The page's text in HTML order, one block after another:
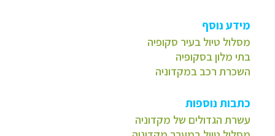
מידע נוסף
מסלול טיול בעיר סקופיה
בתי מלון בסקופיה
השכרת רכב במקדוניה
כתבות נוספות
עשרת הגדולים של מקדוניה